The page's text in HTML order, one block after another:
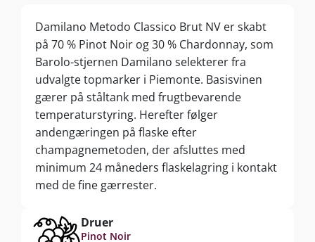
Damilano Metodo Classico Brut NV er skabt
på 70 % Pinot Noir og 30 % Chardonnay, som
Barolo-stjernen Damilano selekterer fra
udvalgte topmarker i Piemonte. Basisvinen
gærer på ståltank med frugtbevarende
temperaturstyring. Herefter følger
andengæringen på flaske efter
champagnemetoden, der afsluttes med
minimum 24 måneders flaskelagring i kontakt
med de fine gærrester.
Druer
Pinot Noir